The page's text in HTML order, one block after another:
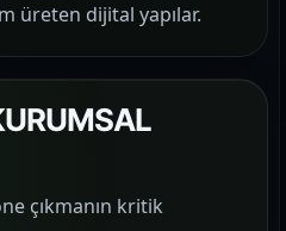
üreten dijital yapılar.
çıkmanın kritik